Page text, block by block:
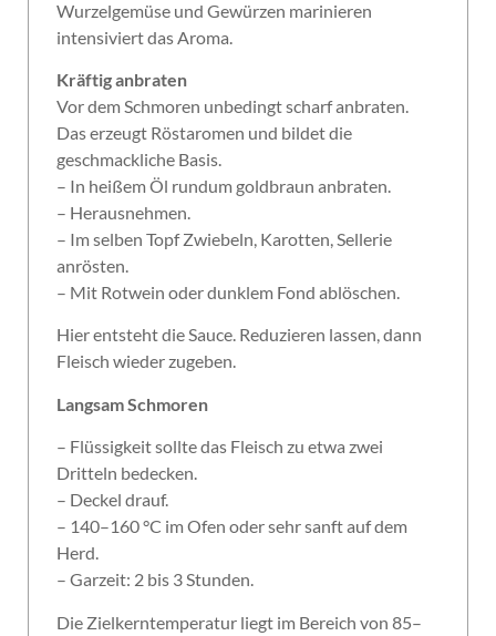
Wurzelgemüse und Gewürzen marinieren
intensiviert das Aroma.
Kräftig anbraten
Vor dem Schmoren unbedingt scharf anbraten.
Das erzeugt Röstaromen und bildet die
geschmackliche Basis.
– In heißem Öl rundum goldbraun anbraten.
– Herausnehmen.
– Im selben Topf Zwiebeln, Karotten, Sellerie
anrösten.
– Mit Rotwein oder dunklem Fond ablöschen.
Hier entsteht die Sauce. Reduzieren lassen, dann
Fleisch wieder zugeben.
Langsam Schmoren
– Flüssigkeit sollte das Fleisch zu etwa zwei
Dritteln bedecken.
– Deckel drauf.
– 140–160 °C im Ofen oder sehr sanft auf dem
Herd.
– Garzeit: 2 bis 3 Stunden.
Die Zielkerntemperatur liegt im Bereich von 85–